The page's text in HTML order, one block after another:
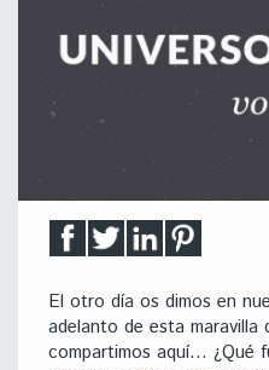
El otro día os dimos en
adelanto de esta maravilla
compartimos aquí… ¿Qué